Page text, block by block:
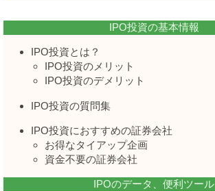
IPO投資の基本情報
IPO投資とは？
IPO投資のメリット
IPO投資のデメリット
IPO投資の質問集
IPO投資におすすめの証券会社
お得なタイアップ企画
資金不要の証券会社
IPOのデータ、便利ツール